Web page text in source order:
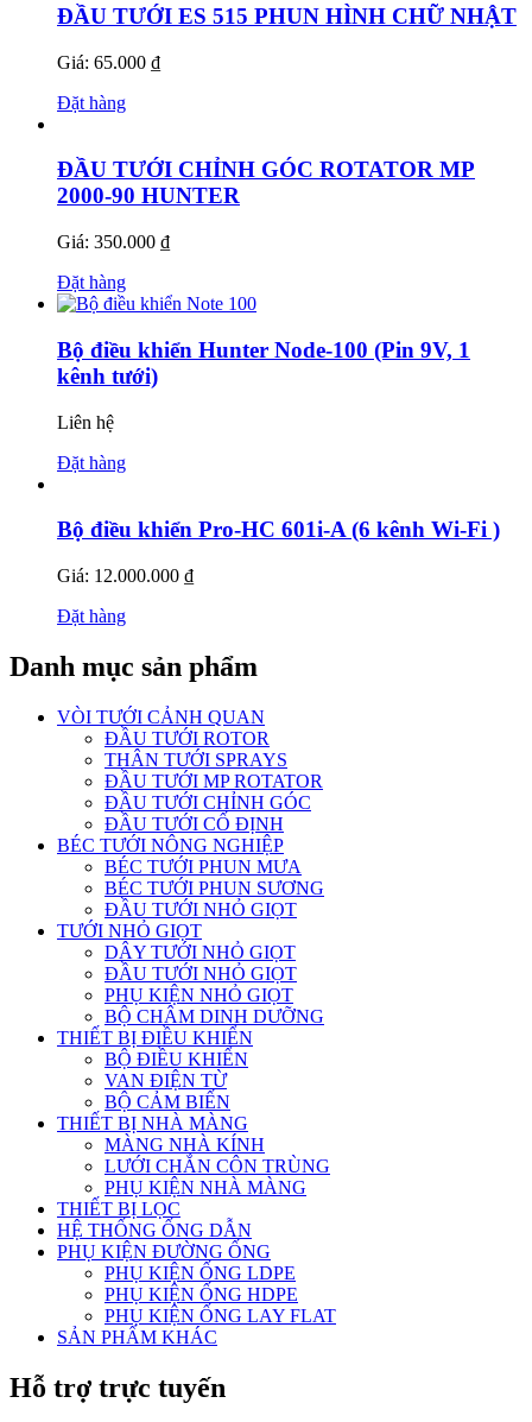
ĐẦU TƯỚI ES 515 PHUN HÌNH CHỮ NHẬT
Giá: 65.000 ₫
Đặt hàng
ĐẦU TƯỚI CHỈNH GÓC ROTATOR MP
2000-90 HUNTER
Giá: 350.000 ₫
Đặt hàng
Bộ điều khiển Hunter Node-100 (Pin 9V, 1
kênh tưới)
Liên hệ
Đặt hàng
Bộ điều khiển Pro-HC 601i-A (6 kênh Wi-Fi )
Giá: 12.000.000 ₫
Đặt hàng
Danh mục sản phẩm
VÒI TƯỚI CẢNH QUAN
ĐẦU TƯỚI ROTOR
THÂN TƯỚI SPRAYS
ĐẦU TƯỚI MP ROTATOR
ĐẦU TƯỚI CHỈNH GÓC
ĐẦU TƯỚI CỐ ĐỊNH
BÉC TƯỚI NÔNG NGHIỆP
BÉC TƯỚI PHUN MƯA
BÉC TƯỚI PHUN SƯƠNG
ĐẦU TƯỚI NHỎ GIỌT
TƯỚI NHỎ GIỌT
DÂY TƯỚI NHỎ GIỌT
ĐẦU TƯỚI NHỎ GIỌT
PHỤ KIỆN NHỎ GIỌT
BỘ CHÂM DINH DƯỠNG
THIẾT BỊ ĐIỀU KHIỂN
BỘ ĐIỀU KHIỂN
VAN ĐIỆN TỪ
BỘ CẢM BIẾN
THIẾT BỊ NHÀ MÀNG
MÀNG NHÀ KÍNH
LƯỚI CHẮN CÔN TRÙNG
PHỤ KIỆN NHÀ MÀNG
THIẾT BỊ LỌC
HỆ THỐNG ỐNG DẪN
PHỤ KIỆN ĐƯỜNG ỐNG
PHỤ KIỆN ỐNG LDPE
PHỤ KIỆN ỐNG HDPE
PHỤ KIỆN ỐNG LAY FLAT
SẢN PHẨM KHÁC
Hỗ trợ trực tuyến